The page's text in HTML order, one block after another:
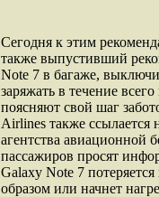
Сегодня к этим
также выпустивший
Note 7 в багаже,
заряжать в течение
поясняют свой шаг
Airlines также ссылается
агентства авиационной
пассажиров просят
Galaxy Note 7
образом или начнет